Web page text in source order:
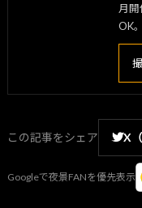
月
OK。
この記事をシェア X
Googleで夜景FANを優先表示